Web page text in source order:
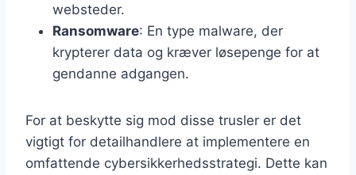
websteder.
Ransomware: En type malware, der
krypterer data og kræver løsepenge for at
gendanne adgangen.
For at beskytte sig mod disse trusler er det
vigtigt for detailhandlere at implementere en
omfattende cybersikkerhedsstrategi. Dette kan